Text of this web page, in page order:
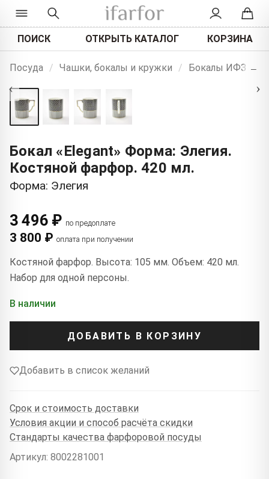
ПОИСК ОТКРЫТЬ КАТАЛОГ КОРЗИНА
Посуда / Чашки, бокалы и кружки / Бокалы ИФЗ
‹ ›
+
−
Бокал «Elegant» Форма: Элегия.
Костяной фарфор. 420 мл.
Форма: Элегия
3 496 ₽ по предоплате
3 800 ₽ оплата при получении
Костяной фарфор. Высота: 105 мм. Объем: 420 мл.
Набор для одной персоны.
В наличии
ДОБАВИТЬ В КОРЗИНУ
Добавить в список желаний
Срок и стоимость доставки
Условия акции и способ расчёта скидки
Стандарты качества фарфоровой посуды
Артикул: 8002281001